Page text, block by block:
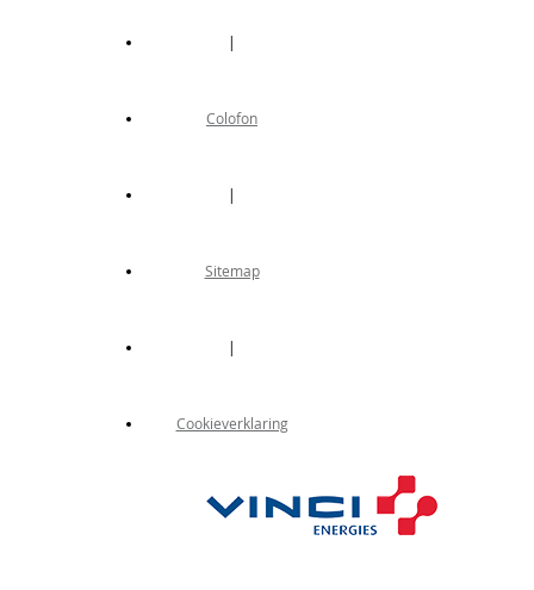
|
Colofon
|
Sitemap
|
Cookieverklaring